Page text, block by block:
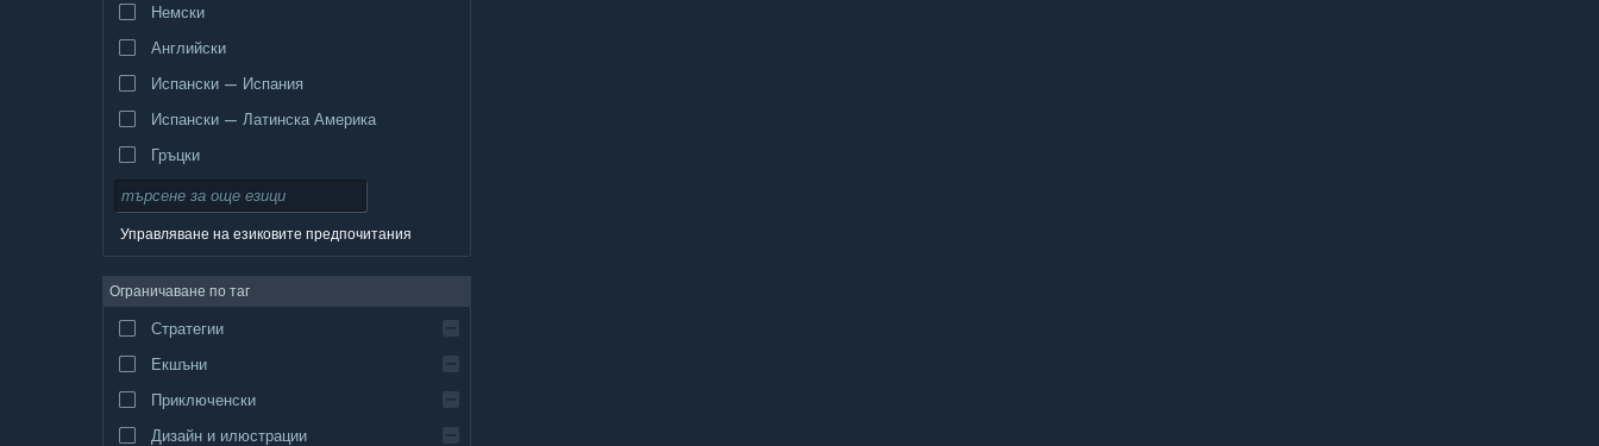
Немски
Английски
Испански — Испания
Испански — Латинска Америка
Гръцки
Управляване на езиковите предпочитания
Ограничаване по таг
Стратегии
Екшъни
Приключенски
Дизайн и илюстрации